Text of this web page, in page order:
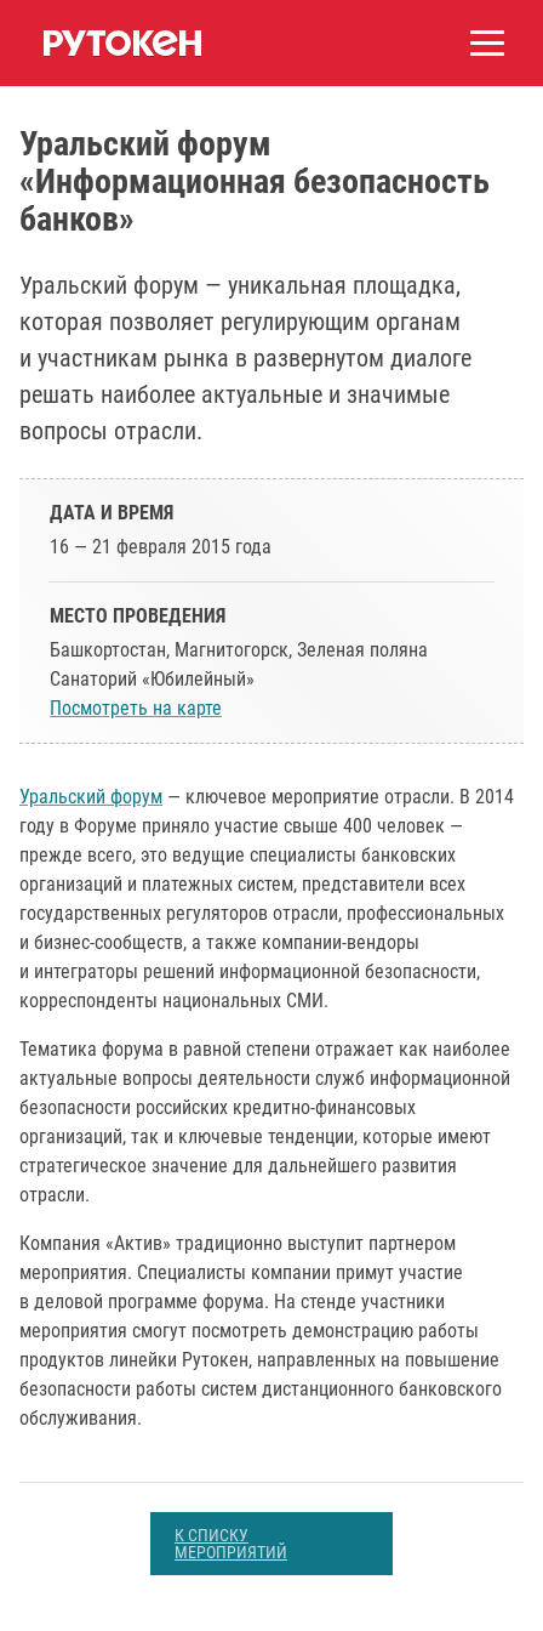
Уральский форум
«Информационная безопасность
банков»
Уральский форум — уникальная площадка,
которая позволяет регулирующим органам
и участникам рынка в развернутом диалоге
решать наиболее актуальные и значимые
вопросы отрасли.
ДАТА И ВРЕМЯ
16 — 21 февраля 2015 года
МЕСТО ПРОВЕДЕНИЯ
Башкортостан, Магнитогорск, Зеленая поляна
Санаторий «Юбилейный»
Посмотреть на карте
Уральский форум — ключевое мероприятие отрасли. В 2014
году в Форуме приняло участие свыше 400 человек —
прежде всего, это ведущие специалисты банковских
организаций и платежных систем, представители всех
государственных регуляторов отрасли, профессиональных
и бизнес-сообществ, а также компании-вендоры
и интеграторы решений информационной безопасности,
корреспонденты национальных СМИ.
Тематика форума в равной степени отражает как наиболее
актуальные вопросы деятельности служб информационной
безопасности российских кредитно-финансовых
организаций, так и ключевые тенденции, которые имеют
стратегическое значение для дальнейшего развития
отрасли.
Компания «Актив» традиционно выступит партнером
мероприятия. Специалисты компании примут участие
в деловой программе форума. На стенде участники
мероприятия смогут посмотреть демонстрацию работы
продуктов линейки Рутокен, направленных на повышение
безопасности работы систем дистанционного банковского
обслуживания.
К СПИСКУ
МЕРОПРИЯТИЙ